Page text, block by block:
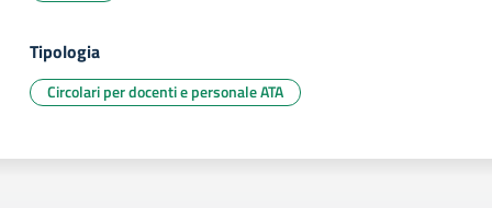
Tipologia
Circolari per docenti e personale ATA